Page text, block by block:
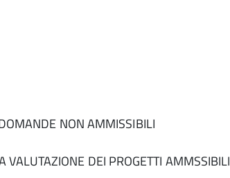
NON AMMISSIBILI
VALUTAZIONE DEI PROGETTI AMMSSIBILI